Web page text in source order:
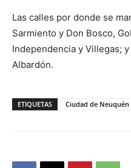
Las calles por donde se
Sarmiento y Don Bosco,
Independencia y Villegas;
Albardón.
ETIQUETAS Ciudad de Neuquén